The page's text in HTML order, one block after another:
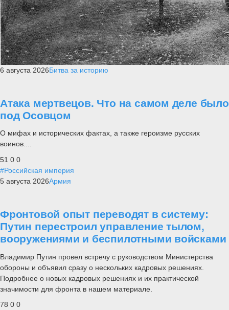
6 августа 2026Битва за историю
Атака мертвецов. Что на самом деле было
под Осовцом
О мифах и исторических фактах, а также героизме русских
воинов....
51 0 0
#Российская империя
5 августа 2026Армия
Фронтовой опыт переводят в систему:
Путин перестроил управление тылом,
вооружениями и беспилотными войсками
Владимир Путин провел встречу с руководством Министерства
обороны и объявил сразу о нескольких кадровых решениях.
Подробнее о новых кадровых решениях и их практической
значимости для фронта в нашем материале.
78 0 0